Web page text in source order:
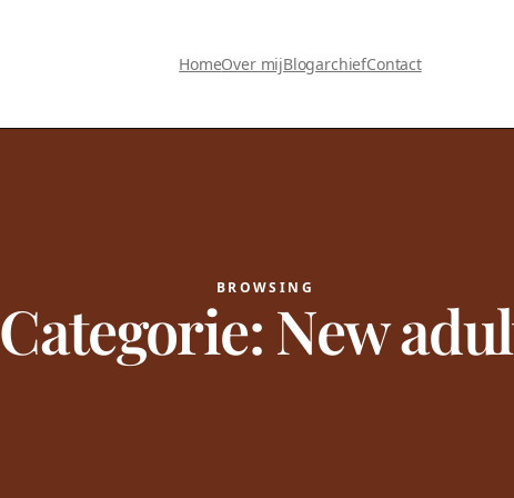
HomeOver mijBlogarchiefContact
BROWSING
Categorie:New